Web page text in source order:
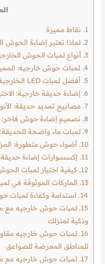
1. نقاط مميزة
2. لماذا تعتبر إضاءة الحوش
3. أنواع لمبات الحوش
4. لمبات حوش خارجيه:
5. أفضل لمبات LED الخارجية المتاحة في السوق السعودي
6. إضاءة حديقة خارجية:
7. مصابيح تمديد حديقة:
8. تصميم إضاءة حوش فاخر:
9. لمبات ماء واضحة للحديقة:
10. أضواء حوش متطورة:
11. إكسسوارات إضاءة حديقة:
12. كيفية اختيار لمبات
13. الماركات الموثوقة في
14. استدامة وكفاءة لمبات
15. لمبات حوش خارجيه مع
وذكية لمنزلك
16. لمبات حوش خارجيه
للمناطق المعرضة للصواعق
17. لمبات حوش خارجيه مع